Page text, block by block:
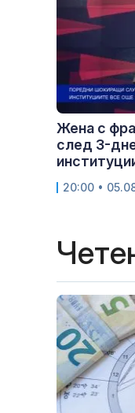
Жена с
след 3-
20:00 •